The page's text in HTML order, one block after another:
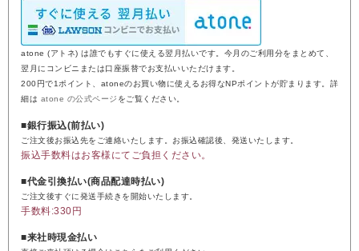
atone (アトネ) は誰でもすぐに使える翌月払いです。今月のご利用分をまとめて、
翌月にコンビニまたは口座振替でお支払いいただけます。
200円で1ポイント、atoneのお買い物に使えるお得なNPポイントが貯まります。詳
細は atone の公式ページ をご覧ください。
■銀行振込(前払い)
ご注文後お振込先をご連絡いたします。お振込確認後、発送いたします。
振込手数料はお客様にてご負担ください。
■代金引換払い(商品配達時払い)
ご注文後すぐに発送手続きを開始いたします。
手数料:330円
■来社時現金払い